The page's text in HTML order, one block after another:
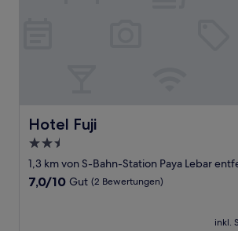
Hotel Fuji
Hotel Fuji
2.5-
Sterne-
Unterkunft
1,3 km von S-Bahn-Station Paya Lebar
7.0
7,0/10 Gut (2 Bewertungen)
inkl.